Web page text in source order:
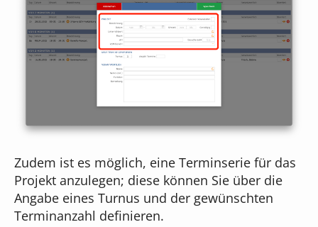
Zudem ist es möglich, eine Terminserie für das
Projekt anzulegen; diese können Sie über die
Angabe eines Turnus und der gewünschten
Terminanzahl definieren.